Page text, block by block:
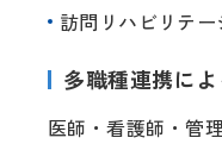
訪問リハビリテー
多職種連携に
医師・看護師・管